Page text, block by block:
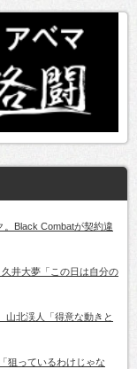
。Black Combatが契約違
井大夢「この日は自分の
山北渓人「得意な動きと
狙っているわけじゃな